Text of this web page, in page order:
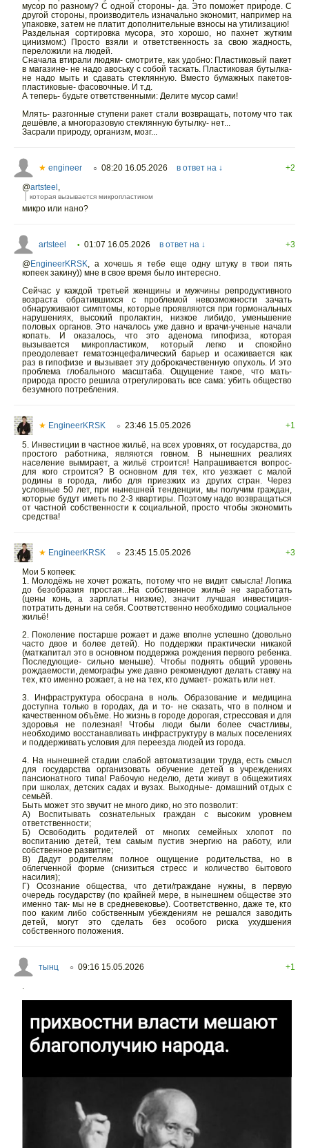
мусор по разному? С одной стороны- да. Это поможет природе. С
другой стороны, производитель изначально экономит, например на
упаковке, затем не платит дополнительные взносы на утилизацию!
Раздельная сортировка мусора, это хорошо, но пахнет жутким
цинизмом:) Просто взяли и ответственность за свою жадность,
переложили на людей.
Сначала втирали людям- смотрите, как удобно: Пластиковый пакет
в магазине- не надо авоську с собой таскать. Пластиковая бутылка-
не надо мыть и сдавать стеклянную. Вместо бумажных пакетов-
пластиковые- фасовочные. И т.д.
А теперь- будьте ответственными: Делите мусор сами!
Млять- разгонные ступени ракет стали возвращать, потому что так
дешёвле, а многоразовую стеклянную бутылку- нет...
Засрали природу, организм, мозг...
★ engineer ○ 08:20 16.05.2026 в ответ на ↓
+2
@artsteel ,
которая вызывается микропластиком
микро или нано?
artsteel • 01:07 16.05.2026 в ответ на ↓
+3
@EngineerKRSK, а хочешь я тебе еще одну штуку в твои пять
копеек закину)) мне в свое время было интересно.
Сейчас у каждой третьей женщины и мужчины репродуктивного
возраста обратившихся с проблемой невозможности зачать
обнаруживают симптомы, которые проявляются при гормональных
нарушениях, высокий пролактин, низкое либидо, уменьшение
половых органов. Это началось уже давно и врачи-ученые начали
копать. И оказалось, что это аденома гипофиза, которая
вызывается микропластиком, который легко и спокойно
преодолевает гематоэнцефалический барьер и осаживается как
раз в гипофизе и вызывает эту доброкачественную опухоль. И это
проблема глобального масштаба. Ощущение такое, что мать-
природа просто решила отрегулировать все сама: убить общество
безумного потребления.
★ EngineerKRSK ○ 23:46 15.05.2026
+1
5. Инвестиции в частное жильё, на всех уровнях, от государства, до
простого работника, являются говном. В нынешних реалиях
население вымирает, а жильё строится! Напрашивается вопрос-
для кого строится? В основном для тех, кто уезжает с малой
родины в города, либо для приезжих из других стран. Через
условные 50 лет, при нынешней тенденции, мы получим граждан,
которые будут иметь по 2-3 квартиры. Поэтому надо возвращаться
от частной собственности к социальной, просто чтобы экономить
средства!
★ EngineerKRSK ○ 23:45 15.05.2026
+3
Мои 5 копеек:
1. Молодёжь не хочет рожать, потому что не видит смысла! Логика
до безобразия простая...На собственное жильё не заработать
(цены конь, а зарплаты низкие), значит лучшая инвестиция-
потратить деньги на себя. Соответственно необходимо социальное
жильё!
2. Поколение постарше рожает и даже вполне успешно (довольно
часто двое и более детей). Но поддержки практически никакой
(маткапитал это в основном поддержка рождения первого ребенка.
Последующие- сильно меньше). Чтобы поднять общий уровень
рождаемости, демографы уже давно рекомендуют делать ставку на
тех, кто именно рожает, а не на тех, кто думает- рожать или нет.
3. Инфраструктура обосрана в ноль. Образование и медицина
доступна только в городах, да и то- не сказать, что в полном и
качественном объёме. Но жизнь в городе дорогая, стрессовая и для
здоровья не полезная! Чтобы люди были более счастливы,
необходимо восстанавливать инфраструктуру в малых поселениях
и поддерживать условия для переезда людей из города.
4. На нынешней стадии слабой автоматизации труда, есть смысл
для государства организовать обучение детей в учреждениях
пансионатного типа! Рабочую неделю, дети живут в общежитиях
при школах, детских садах и вузах. Выходные- домашний отдых с
семьёй.
Быть может это звучит не много дико, но это позволит:
А) Воспитывать сознательных граждан с высоким уровнем
ответственности;
Б) Освободить родителей от многих семейных хлопот по
воспитанию детей, тем самым пустив энергию на работу, или
собственное развитие;
В) Дадут родителям полное ощущение родительства, но в
облегченной форме (снизиться стресс и количество бытового
насилия);
Г) Осознание общества, что дети/граждане нужны, в первую
очередь государству (по крайней мере, в нынешнем обществе это
именно так- мы не в средневековье). Соответственно, даже те, кто
поо каким либо собственным убеждениям не решался заводить
детей, могут это сделать без особого риска ухудшения
собственного положения.
тынц ○ 09:16 15.05.2026
+1
.